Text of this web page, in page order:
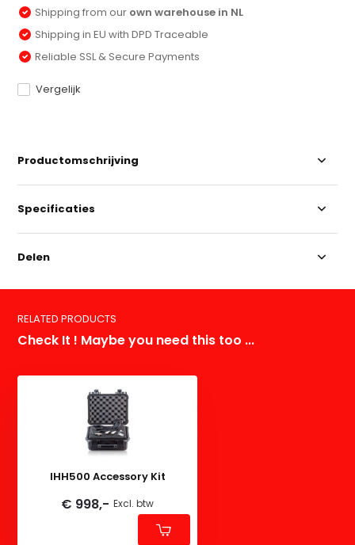
Shipping from our own warehouse in NL
Shipping in EU with DPD Traceable
Reliable SSL & Secure Payments
Vergelijk
Productomschrijving
Specificaties
Delen
RELATED PRODUCTS
Check It ! Maybe you need this too ...
IHH500 Accessory Kit
€ 998,- Excl. btw